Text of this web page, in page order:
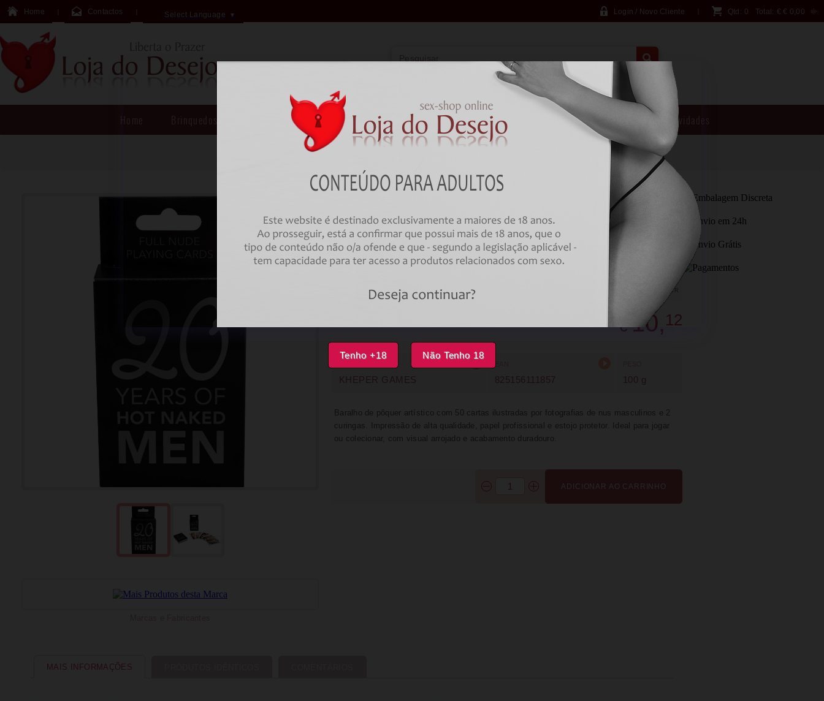
Tenho +18 Não Tenho 18
Home Contactos Select Language ▼ Login / Novo Cliente Qtd: 0 Total: € € 0,00
PESQUISA AVANÇADA
Home Brinquedos Sexuais Vibradores Lingerie Farmácia Brincadeiras Novidades
HOME
KHEPER GAMES - FULL NUDE MEN PLAYING CARDS
Código:00034352
DISPONÍVEL SUGERIR
€10, 12
KHEPER GAMES 825156111857 100 g
Baralho de pôquer artístico com 50 cartas ilustradas por fotografias de nus masculinos e 2
curingas. Impressão de alta qualidade, papel profissional e estojo protetor. Ideal para jogar
ou colecionar, com visual arrojado e acabamento duradouro.
ADICIONAR AO CARRINHO
MAIS INFORMAÇÕES